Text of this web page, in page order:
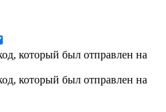
который был отправлен на
который был отправлен на